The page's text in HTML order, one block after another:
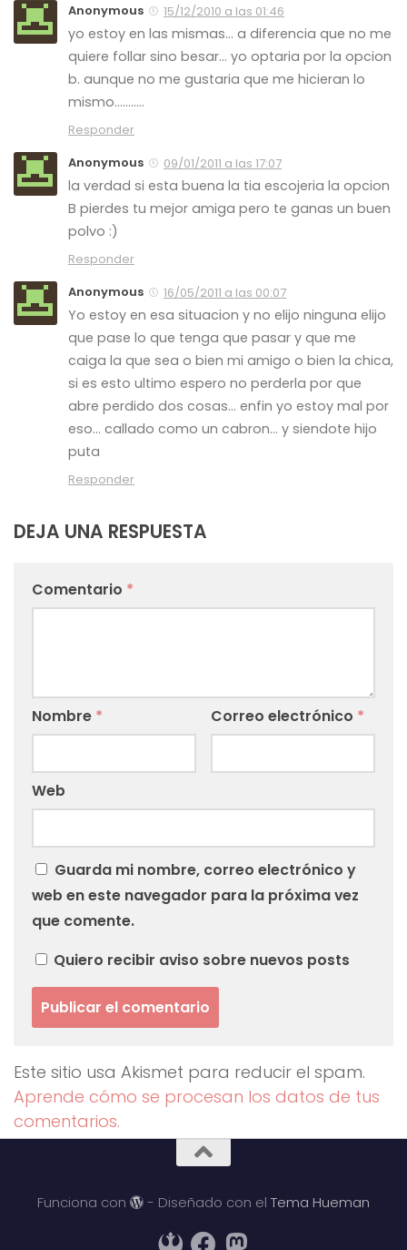
Anonymous
15/12/2010 a las 01:46
yo estoy en las mismas… a diferencia que no me
quiere follar sino besar… yo optaria por la opcion
b. aunque no me gustaria que me hicieran lo
mismo………..
Responder
Anonymous
09/01/2011 a las 17:07
la verdad si esta buena la tia escojeria la opcion
B pierdes tu mejor amiga pero te ganas un buen
polvo :)
Responder
Anonymous
16/05/2011 a las 00:07
Yo estoy en esa situacion y no elijo ninguna elijo
que pase lo que tenga que pasar y que me
caiga la que sea o bien mi amigo o bien la chica,
si es esto ultimo espero no perderla por que
abre perdido dos cosas… enfin yo estoy mal por
eso… callado como un cabron… y siendote hijo
puta
Responder
DEJA UNA RESPUESTA
Comentario *
Nombre * Correo electrónico *
Web
Guarda mi nombre, correo electrónico y
web en este navegador para la próxima vez
que comente.
Quiero recibir aviso sobre nuevos posts
Este sitio usa Akismet para reducir el spam.
Aprende cómo se procesan los datos de tus
comentarios.
Funciona con - Diseñado con el Tema Hueman